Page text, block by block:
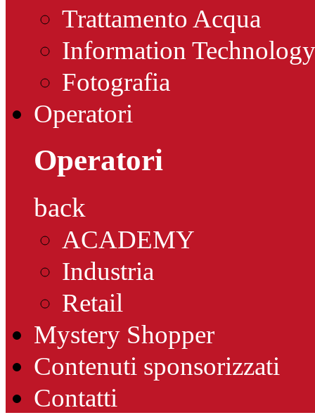
Trattamento Acqua
Information Technology
Fotografia
Operatori
Operatori
back
ACADEMY
Industria
Retail
Mystery Shopper
Contenuti sponsorizzati
Contatti